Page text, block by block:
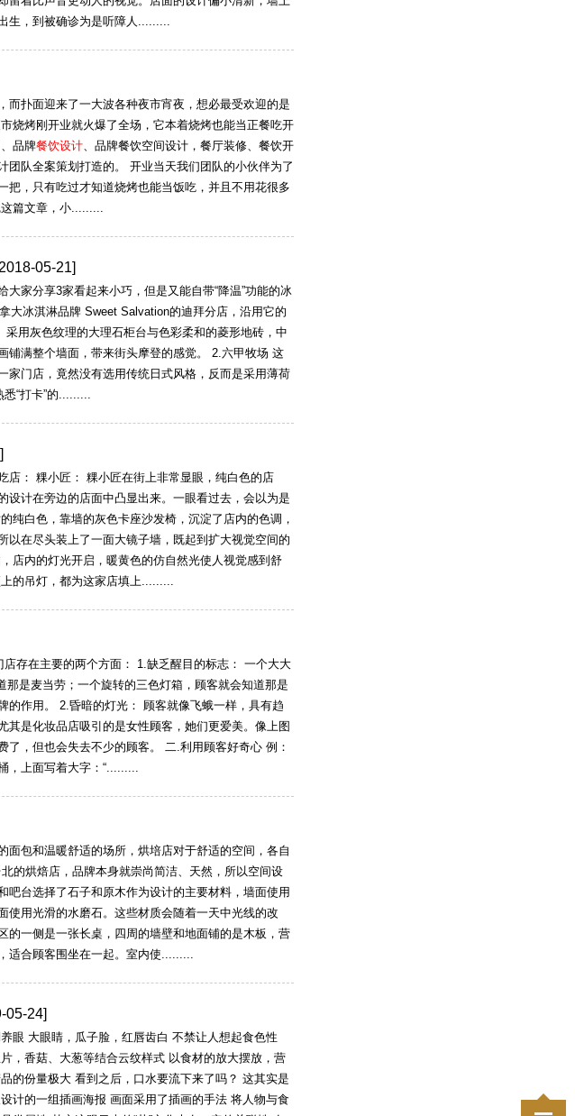
生，到被确诊为是听障人.........
而扑面迎来了一大波各种夜市宵夜，想必最受欢迎的是
烧烤刚开业就火爆了全场，它本着烧烤也能当正餐吃开
品牌餐饮设计、品牌餐饮空间设计，餐厅装修、餐饮开
团队全案策划打造的。 开业当天我们团队的小伙伴为了
把，只有吃过才知道烧烤也能当饭吃，并且不用花很多
篇文章，小.........
05-21]
家分享3家看起来小巧，但是又能自带“降温”功能的冰
大冰淇淋品牌 Sweet Salvation的迪拜分店，沿用它的
用灰色纹理的大理石柜台与色彩柔和的菱形地砖，中
铺满整个墙面，带来街头摩登的感觉。 2.六甲牧场 这
家门店，竟然没有选用传统日式风格，反而是采用薄荷
“打卡”的.........
店： 粿小匠： 粿小匠在街上非常显眼，纯白色的店
设计在旁边的店面中凸显出来。一眼看过去，会以为是
纯白色，靠墙的灰色卡座沙发椅，沉淀了店内的色调，
以在尽头装上了一面大镜子墙，既起到扩大视觉空间的
店内的灯光开启，暖黄色的仿自然光使人视觉感到舒
的吊灯，都为这家店填上.........
存在主要的两个方面： 1.缺乏醒目的标志： 一个大大
是麦当劳；一个旋转的三色灯箱，顾客就会知道那是
的作用。 2.昏暗的灯光： 顾客就像飞蛾一样，具有趋
其是化妆品店吸引的是女性顾客，她们更爱美。像上图
了，但也会失去不少的顾客。 二.利用顾客好奇心 例：
，上面写着大字：“.........
面包和温暖舒适的场所，烘培店对于舒适的空间，各自
的烘焙店，品牌本身就崇尚简洁、天然，所以空间设
吧台选择了石子和原木作为设计的主要材料，墙面使用
使用光滑的水磨石。这些材质会随着一天中光线的改
的一侧是一张长桌，四周的墙壁和地面铺的是木板，营
适合顾客围坐在一起。室内使.........
05-24]
眼 大眼睛，瓜子脸，红唇齿白 不禁让人想起食色性
，香菇、大葱等结合云纹样式 以食材的放大摆放，营
的份量极大 看到之后，口水要流下来了吗？ 这其实是
计的一组插画海报 画面采用了插画的手法 将人物与食